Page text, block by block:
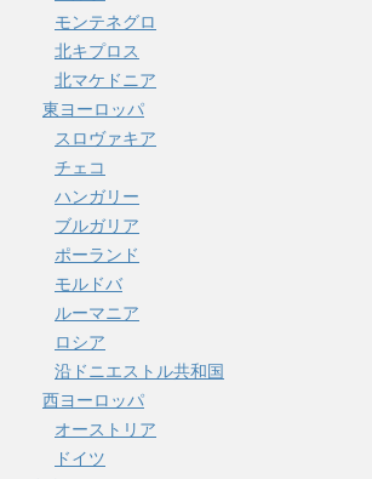
モンテネグロ
北キプロス
北マケドニア
東ヨーロッパ
スロヴァキア
チェコ
ハンガリー
ブルガリア
ポーランド
モルドバ
ルーマニア
ロシア
沿ドニエストル共和国
西ヨーロッパ
オーストリア
ドイツ